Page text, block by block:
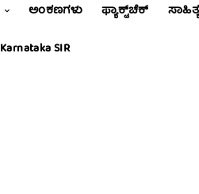
ಅಂಕಣಗಳು ಫ್ಯಾಕ್ಟ್‌ಚೆಕ್
Karnataka SIR